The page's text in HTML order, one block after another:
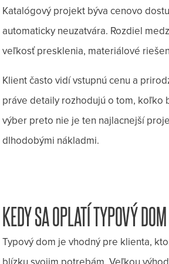
Katalógový projekt býva cenovo
automaticky neuzatvára. Rozdiel
veľkosť presklenia, materiálové
Klient často vidí vstupnú cenu a
práve detaily rozhodujú o tom, koľko
výber preto nie je ten najlacnejší
dlhodobými nákladmi.
KEDY SA OPLATÍ TYPOVÝ
Typový dom je vhodný pre klienta,